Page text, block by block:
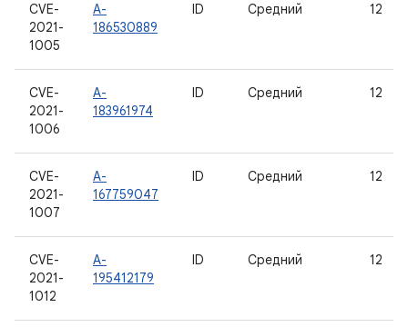
CVE-
2021-
1005
A-
186530889
ID Средний 12
CVE-
2021-
1006
A-
183961974
ID Средний 12
CVE-
2021-
1007
A-
167759047
ID Средний 12
CVE-
2021-
1012
A-
195412179
ID Средний 12